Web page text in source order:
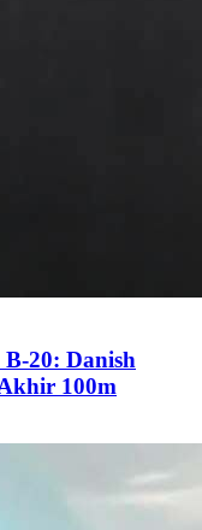
20: Danish
100m